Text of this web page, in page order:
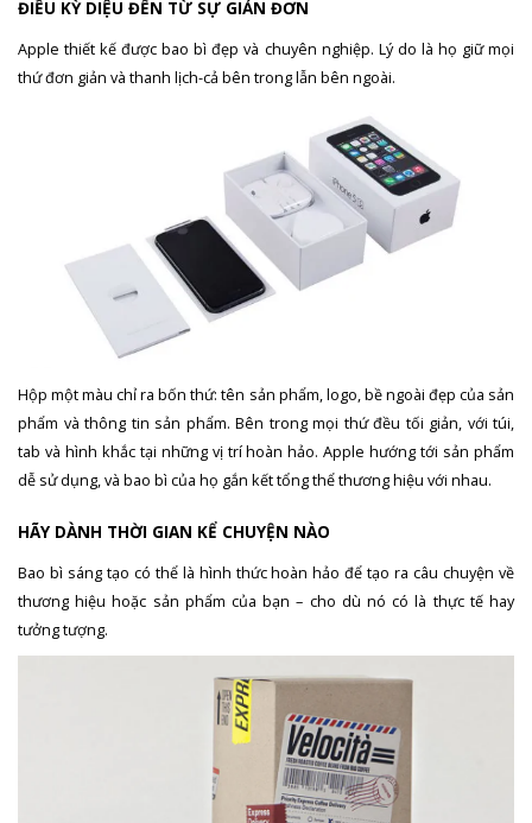
ĐIỀU KỲ DIỆU ĐẾN TỪ SỰ GIẢN ĐƠN
Apple thiết kế được bao bì đẹp và chuyên nghiệp. Lý do là họ giữ mọi
thứ đơn giản và thanh lịch-cả bên trong lẫn bên ngoài.
Hộp một màu chỉ ra bốn thứ: tên sản phẩm, logo, bề ngoài đẹp của sản
phẩm và thông tin sản phẩm. Bên trong mọi thứ đều tối giản, với túi,
tab và hình khắc tại những vị trí hoàn hảo. Apple hướng tới sản phẩm
dễ sử dụng, và bao bì của họ gắn kết tổng thể thương hiệu với nhau.
HÃY DÀNH THỜI GIAN KỂ CHUYỆN NÀO
Bao bì sáng tạo có thể là hình thức hoàn hảo để tạo ra câu chuyện về
thương hiệu hoặc sản phẩm của bạn – cho dù nó có là thực tế hay
tưởng tượng.